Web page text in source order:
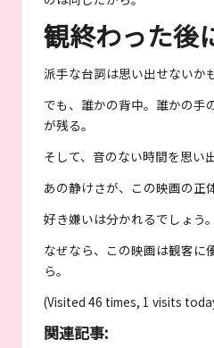
観終わった後
派手な台詞は思い出せないか
でも、誰かの背中。誰かの手
が残る。
そして、音のない時間を思い出
あの静けさが、この映画の正
好き嫌いは分かれるでしょう
なぜなら、この映画は観客に
ら。
(Visited 46 times, 1 visits
関連記事: